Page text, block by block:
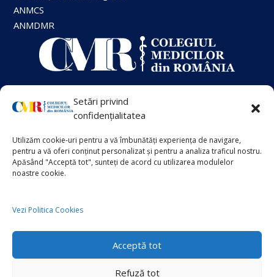
Setări privind
confidențialitatea
Utilizăm cookie-uri pentru a vă îmbunătăți experiența de navigare,
pentru a vă oferi conținut personalizat și pentru a analiza traficul nostru.
Apăsând "Acceptă tot", sunteți de acord cu utilizarea modulelor
noastre cookie.
Vezi Politica Cookies
Acceptă tot
Refuză tot
ANMCS
ANMDMR
+40 21 413 88 00
VECHIUL SITE
Info Suplimentar
Politica de Confidențialitate